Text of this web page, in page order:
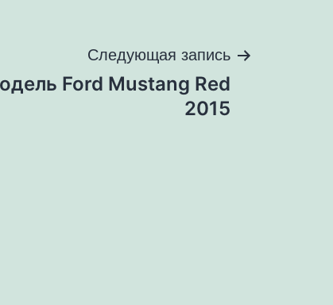
Следующая запись
Ford Mustang Red
2015